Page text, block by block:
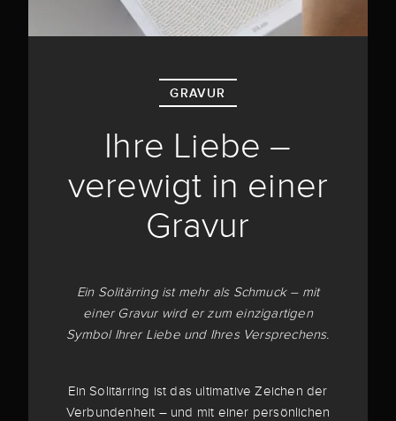
GRAVUR
Ihre Liebe –
verewigt in einer
Gravur
Ein Solitärring ist mehr als Schmuck – mit
einer Gravur wird er zum einzigartigen
Symbol Ihrer Liebe und Ihres Versprechens.
Ein Solitärring ist das ultimative Zeichen der
Verbundenheit – und mit einer persönlichen